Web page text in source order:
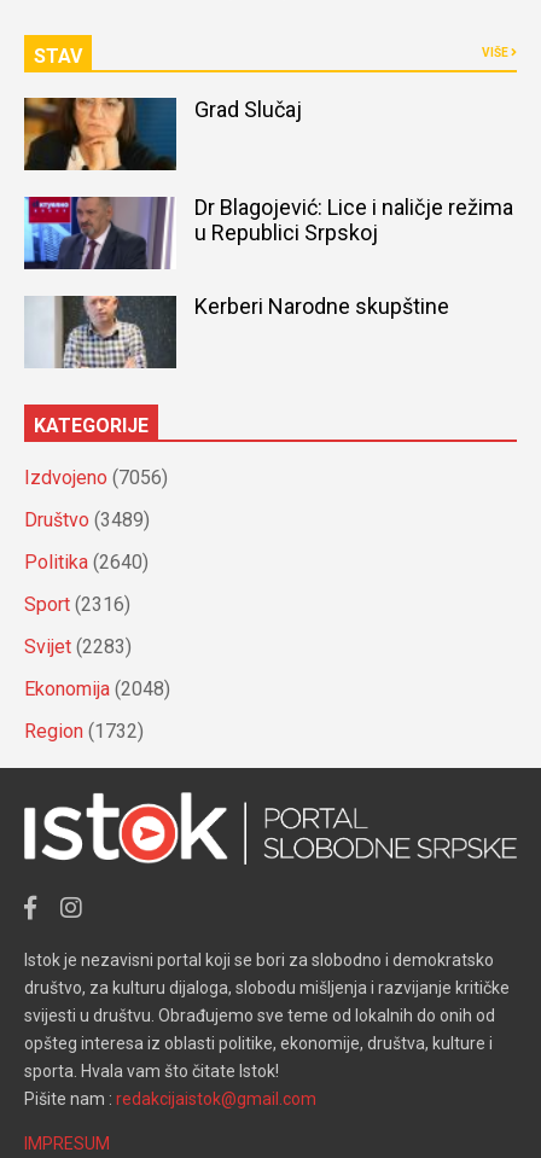
STAV VIŠE
Grad Slučaj
Dr Blagojević: Lice i naličje režima
u Republici Srpskoj
Kerberi Narodne skupštine
KATEGORIJE
Izdvojeno (7056)
Društvo (3489)
Politika (2640)
Sport (2316)
Svijet (2283)
Ekonomija (2048)
Region (1732)
Istok je nezavisni portal koji se bori za slobodno i demokratsko
društvo, za kulturu dijaloga, slobodu mišljenja i razvijanje kritičke
svijesti u društvu. Obrađujemo sve teme od lokalnih do onih od
opšteg interesa iz oblasti politike, ekonomije, društva, kulture i
sporta. Hvala vam što čitate Istok!
Pišite nam : redakcijaistok@gmail.com
IMPRESUM